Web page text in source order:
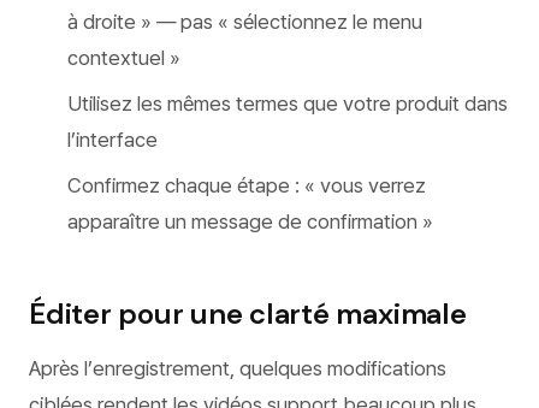
à droite » — pas « sélectionnez le menu
contextuel »
Utilisez les mêmes termes que votre produit dans
l’interface
Confirmez chaque étape : « vous verrez
apparaître un message de confirmation »
Éditer pour une clarté maximale
Après l’enregistrement, quelques modifications